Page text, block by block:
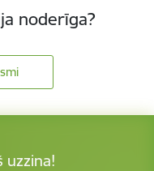
noderīga?
uzzina!